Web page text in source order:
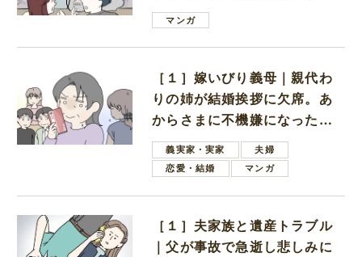
は電車好きの男の子ママ
マンガ
［１］嫁いびり義母｜親代わ
りの姉が結婚挨拶に欠席。あ
からさまに不機嫌になった義
母義実家・実家
夫婦
恋愛・結婚
マンガ
［１］夫家族と遺産トラブル
｜父が事故で急逝し悲しみに